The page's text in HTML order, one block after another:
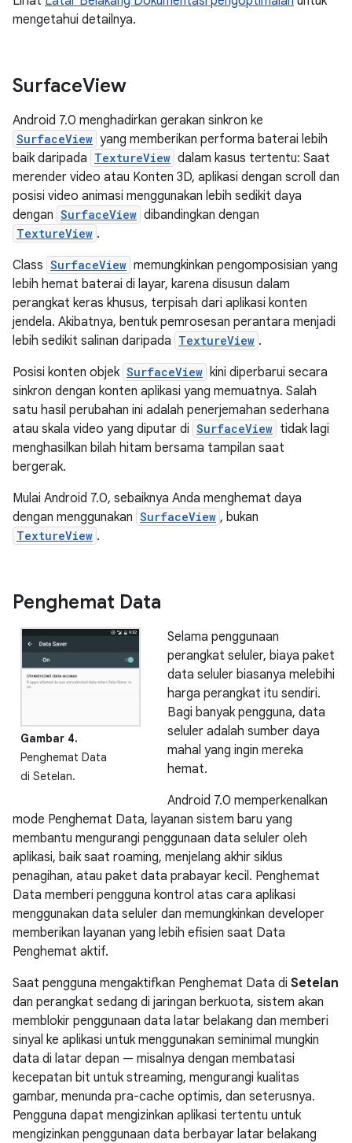
mengetahui detailnya.
SurfaceView
Android 7.0 menghadirkan gerakan sinkron ke
SurfaceView yang memberikan performa baterai lebih
baik daripada TextureView dalam kasus tertentu: Saat
merender video atau Konten 3D, aplikasi dengan scroll dan
posisi video animasi menggunakan lebih sedikit daya
dengan SurfaceView dibandingkan dengan
TextureView .
Class SurfaceView memungkinkan pengomposisian yang
lebih hemat baterai di layar, karena disusun dalam
perangkat keras khusus, terpisah dari aplikasi konten
jendela. Akibatnya, bentuk pemrosesan perantara menjadi
lebih sedikit salinan daripada TextureView .
Posisi konten objek SurfaceView kini diperbarui secara
sinkron dengan konten aplikasi yang memuatnya. Salah
satu hasil perubahan ini adalah penerjemahan sederhana
atau skala video yang diputar di SurfaceView tidak lagi
menghasilkan bilah hitam bersama tampilan saat
bergerak.
Mulai Android 7.0, sebaiknya Anda menghemat daya
dengan menggunakan SurfaceView , bukan
TextureView .
Penghemat Data
Gambar 4.
Penghemat Data
di Setelan.
Selama penggunaan
perangkat seluler, biaya paket
data seluler biasanya melebihi
harga perangkat itu sendiri.
Bagi banyak pengguna, data
seluler adalah sumber daya
mahal yang ingin mereka
hemat.
Android 7.0 memperkenalkan
mode Penghemat Data, layanan sistem baru yang
membantu mengurangi penggunaan data seluler oleh
aplikasi, baik saat roaming, menjelang akhir siklus
penagihan, atau paket data prabayar kecil. Penghemat
Data memberi pengguna kontrol atas cara aplikasi
menggunakan data seluler dan memungkinkan developer
memberikan layanan yang lebih efisien saat Data
Penghemat aktif.
Saat pengguna mengaktifkan Penghemat Data di Setelan
dan perangkat sedang di jaringan berkuota, sistem akan
memblokir penggunaan data latar belakang dan memberi
sinyal ke aplikasi untuk menggunakan seminimal mungkin
data di latar depan — misalnya dengan membatasi
kecepatan bit untuk streaming, mengurangi kualitas
gambar, menunda pra-cache optimis, dan seterusnya.
Pengguna dapat mengizinkan aplikasi tertentu untuk
mengizinkan penggunaan data berbayar latar belakang